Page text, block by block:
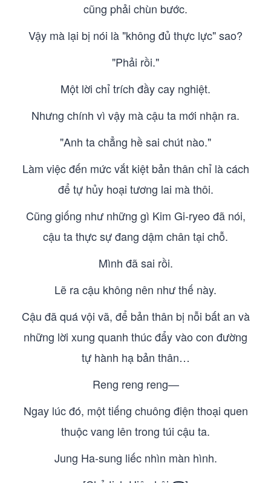
cũng phải chùn bước.
Vậy mà lại bị nói là "không đủ thực lực" sao?
"Phải rồi."
Một lời chỉ trích đầy cay nghiệt.
Nhưng chính vì vậy mà cậu ta mới nhận ra.
"Anh ta chẳng hề sai chút nào."
Làm việc đến mức vắt kiệt bản thân chỉ là cách
để tự hủy hoại tương lai mà thôi.
Cũng giống như những gì Kim Gi-ryeo đã nói,
cậu ta thực sự đang dậm chân tại chỗ.
Mình đã sai rồi.
Lẽ ra cậu không nên như thế này.
Cậu đã quá vội vã, để bản thân bị nỗi bất an và
những lời xung quanh thúc đẩy vào con đường
tự hành hạ bản thân…
Reng reng reng—
Ngay lúc đó, một tiếng chuông điện thoại quen
thuộc vang lên trong túi cậu ta.
Jung Ha-sung liếc nhìn màn hình.